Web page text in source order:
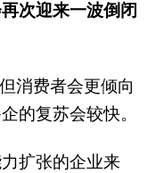
次迎来一波倒闭
消费者会更倾向
的复苏会较快。
扩张的企业来